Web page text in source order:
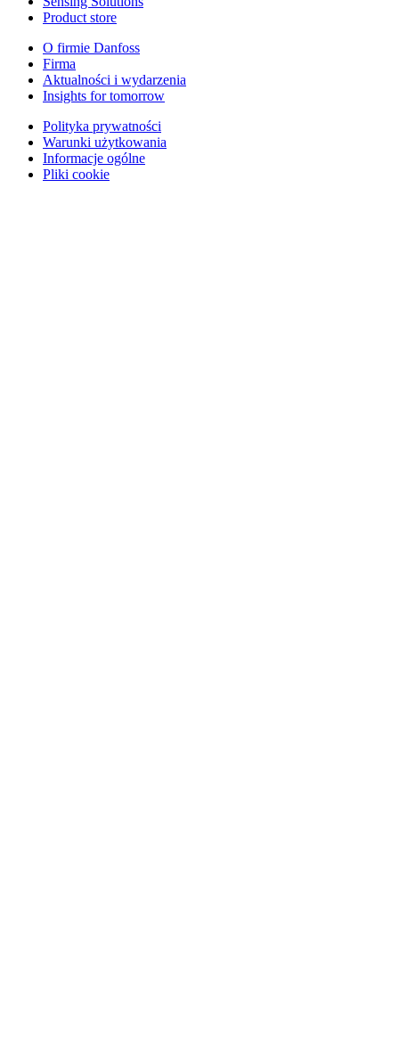
Product store
O firmie Danfoss
Firma
Aktualności i wydarzenia
Insights for tomorrow
Polityka prywatności
Warunki użytkowania
Informacje ogólne
Pliki cookie